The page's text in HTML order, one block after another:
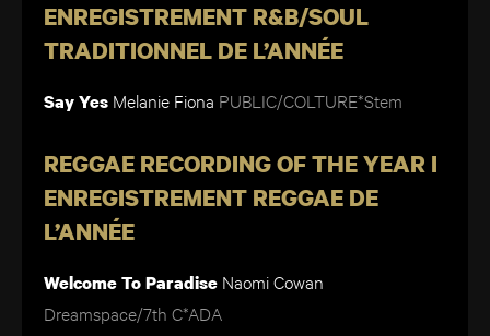
ENREGISTREMENT R&B/SOUL
TRADITIONNEL DE L’ANNÉE
Say Yes Melanie Fiona PUBLIC/COLTURE*Stem
REGGAE RECORDING OF THE YEAR I
ENREGISTREMENT REGGAE DE
L’ANNÉE
Welcome To Paradise Naomi Cowan
Dreamspace/7th C*ADA